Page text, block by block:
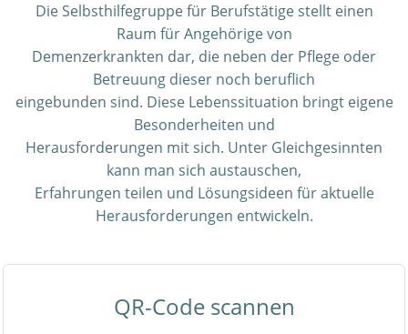
Die Selbsthilfegruppe für Berufstätige stellt einen
Raum für Angehörige von
Demenzerkrankten dar, die neben der Pflege oder
Betreuung dieser noch beruflich
eingebunden sind. Diese Lebenssituation bringt eigene
Besonderheiten und
Herausforderungen mit sich. Unter Gleichgesinnten
kann man sich austauschen,
Erfahrungen teilen und Lösungsideen für aktuelle
Herausforderungen entwickeln.
QR-Code scannen